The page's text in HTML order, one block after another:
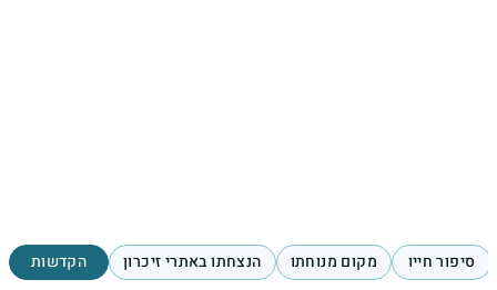
סיפור חייו מקום מנוחתו הנצחתו באתרי זיכרון הקדשות